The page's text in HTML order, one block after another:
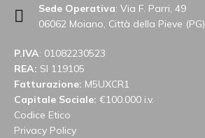
Sede Operativa: Via F. Parri, 49
06062 Moiano, Città della Pieve (PG)
P.IVA: 01082230523
REA: SI 119105
Fatturazione: M5UXCR1
Capitale Sociale: €100.000 i.v.
Codice Etico
Privacy Policy